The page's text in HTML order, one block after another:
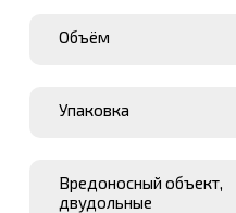
Объём
Упаковка
Вредоносный объект,
двудольные